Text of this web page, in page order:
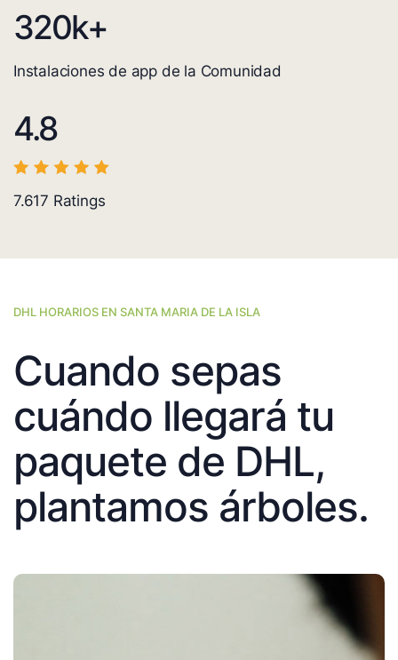
320k+
Instalaciones de app de la Comunidad
4.8
7.617 Ratings
DHL HORARIOS EN SANTA MARIA DE LA ISLA
Cuando sepas
cuándo llegará tu
paquete de DHL,
plantamos árboles.